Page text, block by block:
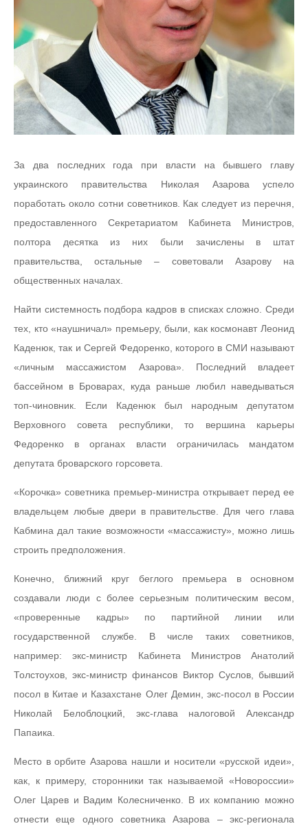
За два последних года при власти на бывшего главу
украинского правительства Николая Азарова успело
поработать около сотни советников. Как следует из перечня,
предоставленного Секретариатом Кабинета Министров,
полтора десятка из них были зачислены в штат
правительства, остальные – советовали Азарову на
общественных началах.
Найти системность подбора кадров в списках сложно. Среди
тех, кто «наушничал» премьеру, были, как космонавт Леонид
Каденюк, так и Сергей Федоренко, которого в СМИ называют
«личным массажистом Азарова». Последний владеет
бассейном в Броварах, куда раньше любил наведываться
топ-чиновник. Если Каденюк был народным депутатом
Верховного совета республики, то вершина карьеры
Федоренко в органах власти ограничилась мандатом
депутата броварского горсовета.
«Корочка» советника премьер-министра открывает перед ее
владельцем любые двери в правительстве. Для чего глава
Кабмина дал такие возможности «массажисту», можно лишь
строить предположения.
Конечно, ближний круг беглого премьера в основном
создавали люди с более серьезным политическим весом,
«проверенные кадры» по партийной линии или
государственной службе. В числе таких советников,
например: экс-министр Кабинета Министров Анатолий
Толстоухов, экс-министр финансов Виктор Суслов, бывший
посол в Китае и Казахстане Олег Демин, экс-посол в России
Николай Белоблоцкий, экс-глава налоговой Александр
Папаика.
Место в орбите Азарова нашли и носители «русской идеи»,
как, к примеру, сторонники так называемой «Новороссии»
Олег Царев и Вадим Колесниченко. В их компанию можно
отнести еще одного советника Азарова – экс-регионала